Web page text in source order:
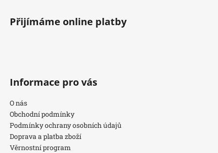
Přijímáme online platby
Informace pro vás
O nás
Obchodní podmínky
Podmínky ochrany osobních údajů
Doprava a platba zboží
Věrnostní program